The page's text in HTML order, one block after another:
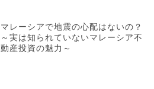
マレーシアで地震の心配はないの？
～実は知られていないマレーシア不
動産投資の魅力～